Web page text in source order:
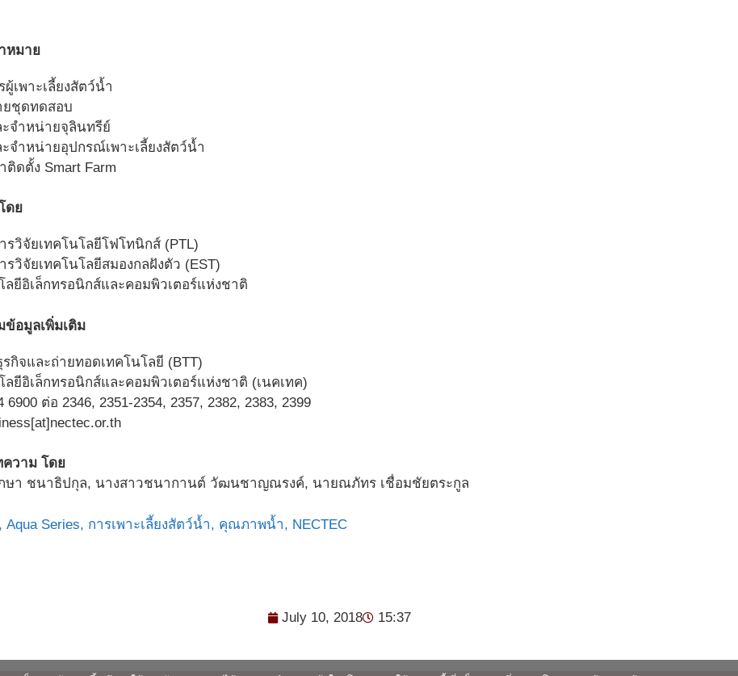
หมาย
ผู้เพาะเลี้ยงสัตว์น้ำ
ยชุดทดสอบ
จำหน่ายจุลินทรีย์
จำหน่ายอุปกรณ์เพาะเลี้ยงสัตว์น้ำ
ติดตั้ง Smart Farm
ดย
รวิจัยเทคโนโลยีโฟโทนิกส์ (PTL)
รวิจัยเทคโนโลยีสมองกลฝังตัว (EST)
ลยีอิเล็กทรอนิกส์และคอมพิวเตอร์แห่งชาติ
ข้อมูลเพิ่มเติม
กิจและถ่ายทอดเทคโนโลยี (BTT)
ลยีอิเล็กทรอนิกส์และคอมพิวเตอร์แห่งชาติ (เนคเทค)
6900 ต่อ 2346, 2351-2354, 2357, 2382, 2383, 2399
วาม โดย
ษา ชนาธิปกุล, นางสาวชนากานต์ วัฒนชาญณรงค์, นายณภัทร เชื่อมชัยตระกูล
Aqua Series, การเพาะเลี้ยงสัตว์น้ำ, คุณภาพน้ำ, NECTEC
July 10, 2018 15:37